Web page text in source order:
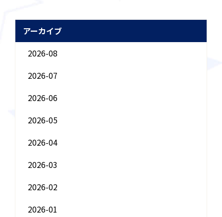
アーカイブ
2026-08
2026-07
2026-06
2026-05
2026-04
2026-03
2026-02
2026-01